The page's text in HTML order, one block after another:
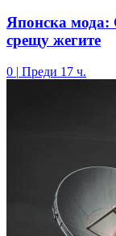
Японска мода:
срещу жегите
0 | Преди 17 ч.